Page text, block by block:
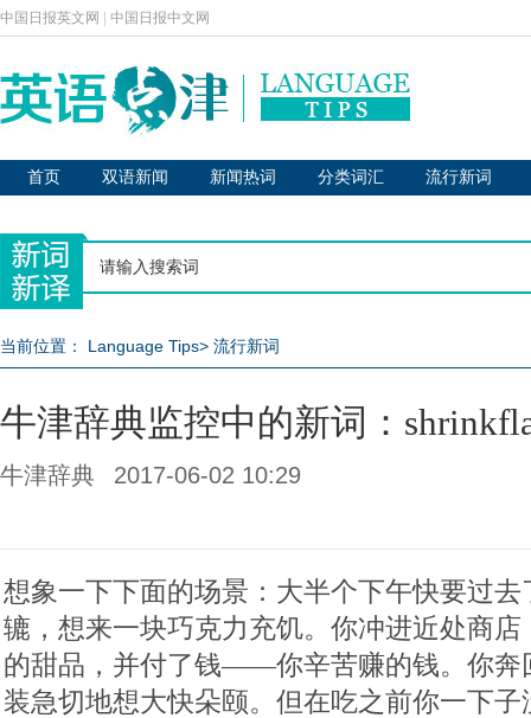
中国日报英文网 中国日报中文网
首页 双语新闻 新闻热词 分类词汇 流行新词
当前位置： Language Tips> 流行新词
牛津辞典监控中的新词：
牛津辞典 2017-06-02 10:29
想象一下下面的场景：大半个下午快要过
辘，想来一块巧克力充饥。你冲进近处商
的甜品，并付了钱——你辛苦赚的钱。你奔
装急切地想大快朵颐。但在吃之前你一下